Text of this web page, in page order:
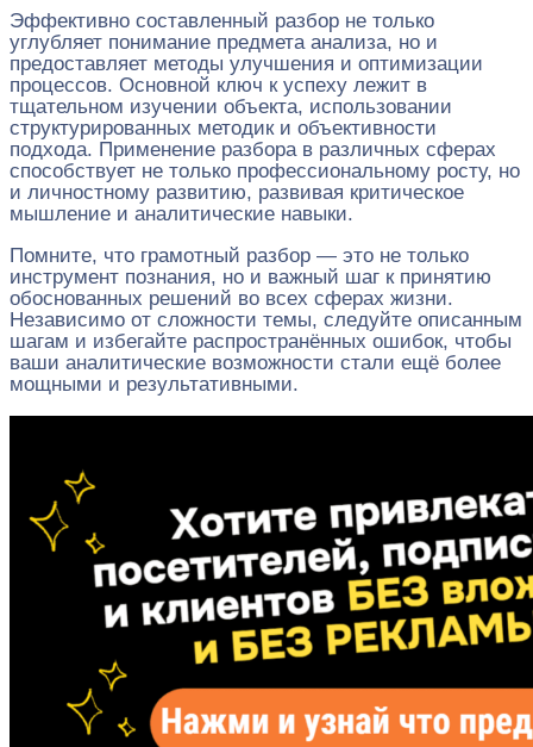
Эффективно составленный разбор не только
углубляет понимание предмета анализа, но и
предоставляет методы улучшения и оптимизации
процессов. Основной ключ к успеху лежит в
тщательном изучении объекта, использовании
структурированных методик и объективности
подхода. Применение разбора в различных сферах
способствует не только профессиональному росту, но
и личностному развитию, развивая критическое
мышление и аналитические навыки.
Помните, что грамотный разбор — это не только
инструмент познания, но и важный шаг к принятию
обоснованных решений во всех сферах жизни.
Независимо от сложности темы, следуйте описанным
шагам и избегайте распространённых ошибок, чтобы
ваши аналитические возможности стали ещё более
мощными и результативными.